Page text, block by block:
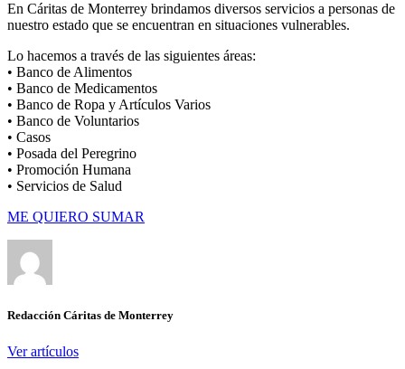
En Cáritas de Monterrey brindamos diversos servicios a personas de
nuestro estado que se encuentran en situaciones vulnerables.
Lo hacemos a través de las siguientes áreas:
• Banco de Alimentos
• Banco de Medicamentos
• Banco de Ropa y Artículos Varios
• Banco de Voluntarios
• Casos
• Posada del Peregrino
• Promoción Humana
• Servicios de Salud
ME QUIERO SUMAR
Redacción Cáritas de Monterrey
Ver artículos